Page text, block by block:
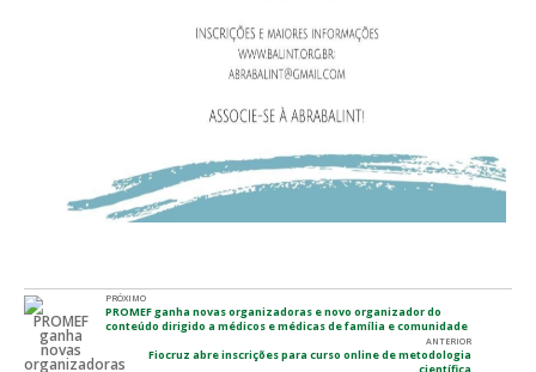
PRÓXIMO
PROMEF ganha novas organizadoras e novo organizador do
conteúdo dirigido a médicos e médicas de família e comunidade
ANTERIOR
Fiocruz abre inscrições para curso online de metodologia